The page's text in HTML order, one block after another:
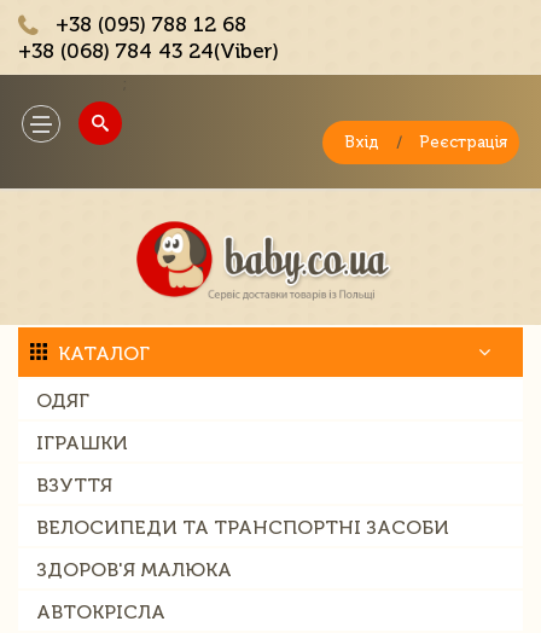
+38 (095) 788 12 68
+38 (068) 784 43 24(Viber)
Toggle
navigation
Вхід / Реєстрація
КАТАЛОГ
ОДЯГ
ІГРАШКИ
ВЗУТТЯ
ВЕЛОСИПЕДИ ТА ТРАНСПОРТНІ ЗАСОБИ
ЗДОРОВ'Я МАЛЮКА
АВТОКРІСЛА